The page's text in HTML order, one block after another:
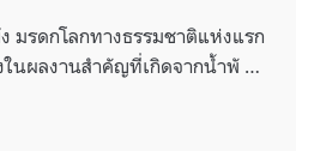
มรดกโลกทางธรรมชาติแห่งแรก
นผลงานสำคัญที่เกิดจากน้ำพั …
ทุ่งใหญ่-ห้วยขาแข้ง มรดกโลก ในวันนี้